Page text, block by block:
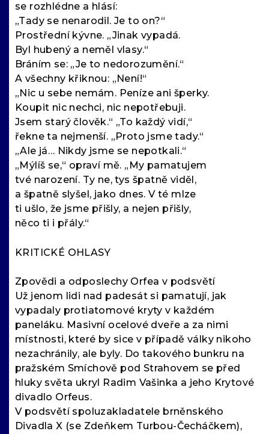
se rozhlédne a hlásí:
„Tady se nenarodil. Je to on?“
Prostřední kývne. „Jinak vypadá.
Byl hubený a neměl vlasy.“
Bráním se: „Je to nedorozumění.“
A všechny křiknou: „Není!“
„Nic u sebe nemám. Peníze ani šperky.
Koupit nic nechci, nic nepotřebuji.
Jsem starý člověk.“ „To každý vidí,“
řekne ta nejmenší. „Proto jsme tady.“
„Ale já… Nikdy jsme se nepotkali.“
„Mýlíš se,“ opraví mě. „My pamatujem
tvé narození. Ty ne, tys špatně viděl,
a špatně slyšel, jako dnes. V té mlze
ti ušlo, že jsme přišly, a nejen přišly,
něco ti i přály.“
KRITICKÉ OHLASY
Zpovědi a odposlechy Orfea v podsvětí
Už jenom lidi nad padesát si pamatují, jak
vypadaly protiatomové kryty v každém
paneláku. Masivní ocelové dveře a za nimi
místnosti, které by sice v případě války nikoho
nezachránily, ale byly. Do takového bunkru na
pražském Smíchově pod Strahovem se před
hluky světa ukryl Radim Vašinka a jeho Krytové
divadlo Orfeus.
V podsvětí spoluzakladatele brněnského
Divadla X (se Zdeňkem Turbou-Čecháčkem),